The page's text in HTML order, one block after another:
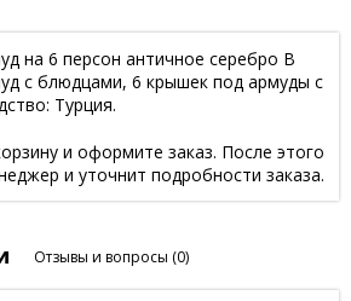
на 6 персон античное серебро В
с блюдцами, 6 крышек под армуды с
Турция.
и оформите заказ. После этого
и уточнит подробности заказа.
Отзывы и вопросы (0)